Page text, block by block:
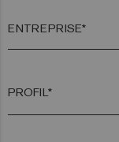
ENTREPRISE*